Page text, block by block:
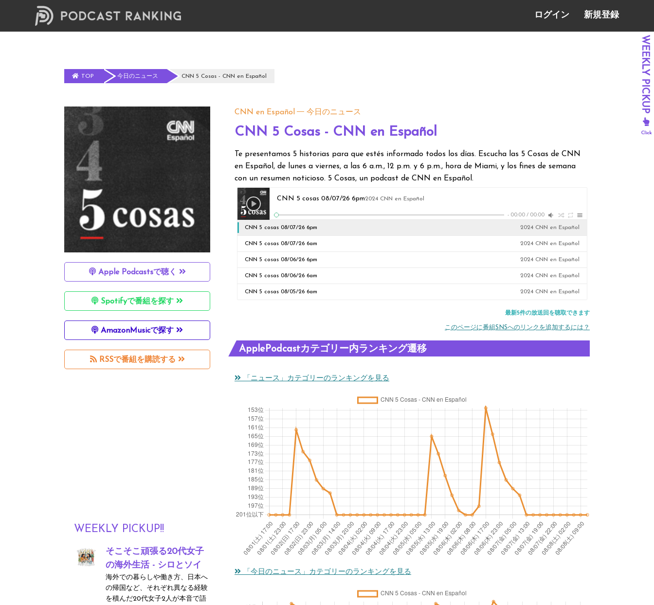
ログイン 新規登録
TOP 今日のニュース CNN 5 Cosas - CNN en Español
Apple Podcastsで聴く
Spotifyで番組を探す
AmazonMusicで探す
RSSで番組を購読する
WEEKLY PICKUP!!
そこそこ頑張る20代女子
の海外生活 - シロとソイ
海外での暮らしや働き方、日本へ
の帰国など、それぞれ異なる経験
を積んだ20代女子2人が本音で語
CNN en Español 今日のニュース
CNN 5 Cosas - CNN en Español
Te presentamos 5 historias para que estés informado todos los días. Escucha las 5 Cosas de CNN
en Español, de lunes a viernes, a las 6 a.m., 12 p.m. y 6 p.m., hora de Miami, y los fines de semana
con un resumen noticioso. 5 Cosas, un podcast de CNN en Español.
CNN 5 cosas 08/07/26 6pm2024 CNN en Español
- 00:00 / 00:00
CNN 5 cosas 08/07/26 6pm 2024 CNN en Español
CNN 5 cosas 08/07/26 6am 2024 CNN en Español
CNN 5 cosas 08/06/26 6pm 2024 CNN en Español
CNN 5 cosas 08/06/26 6am 2024 CNN en Español
CNN 5 cosas 08/05/26 6am 2024 CNN en Español
最新5件の放送回を聴取できます
このページに番組SNSへのリンクを追加するには？
ApplePodcastカテゴリー内ランキング遷移
「ニュース」カテゴリーのランキングを見る
「今日のニュース」カテゴリーのランキングを見る